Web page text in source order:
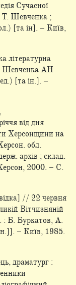
Сучасної
Шевченка ;
[та ін]. – Київ,
літературна
Шевченка АН
[та ін.]. –
від дня
Херсонщини на
обл.
архів ; склад.
2000. – С.
// 22 червня
Вітчизняній
: Б. Буркатов, А.
– Київ, 1985.
драматург :